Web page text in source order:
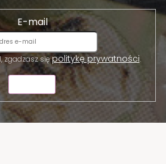
E-mail
zgadzasz siępolitykę prywatności.